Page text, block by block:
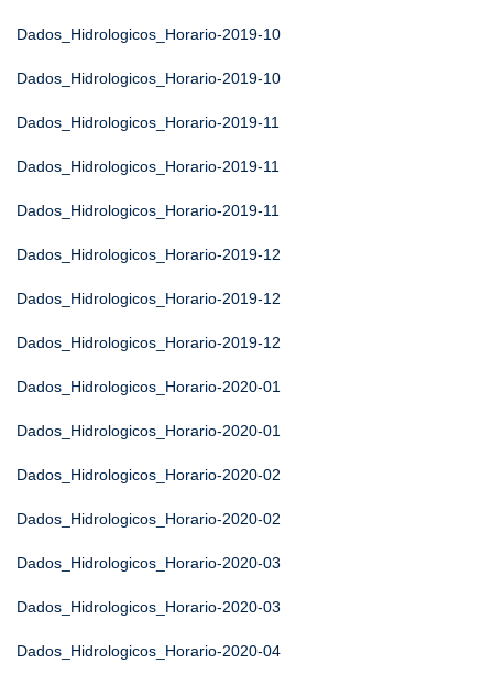
Dados_Hidrologicos_Horario-2019-10
Dados_Hidrologicos_Horario-2019-10
Dados_Hidrologicos_Horario-2019-11
Dados_Hidrologicos_Horario-2019-11
Dados_Hidrologicos_Horario-2019-11
Dados_Hidrologicos_Horario-2019-12
Dados_Hidrologicos_Horario-2019-12
Dados_Hidrologicos_Horario-2019-12
Dados_Hidrologicos_Horario-2020-01
Dados_Hidrologicos_Horario-2020-01
Dados_Hidrologicos_Horario-2020-02
Dados_Hidrologicos_Horario-2020-02
Dados_Hidrologicos_Horario-2020-03
Dados_Hidrologicos_Horario-2020-03
Dados_Hidrologicos_Horario-2020-04